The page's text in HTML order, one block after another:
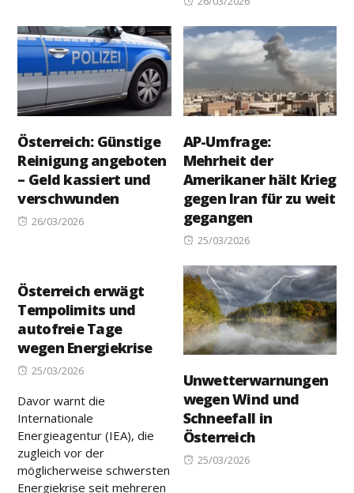
Österreich: Günstige
Reinigung angeboten
– Geld kassiert und
verschwunden
Posted
26/03/2026
AP-Umfrage:
Mehrheit der
Amerikaner hält Krieg
gegen Iran für zu weit
gegangen
Posted
25/03/2026
Österreich erwägt
Tempolimits und
autofreie Tage
wegen Energiekrise
Posted
25/03/2026
Davor warnt die
Internationale
Energieagentur (IEA), die
zugleich vor der
möglicherweise schwersten
Energiekrise seit mehreren
Unwetterwarnungen
wegen Wind und
Schneefall in
Österreich
Posted
25/03/2026